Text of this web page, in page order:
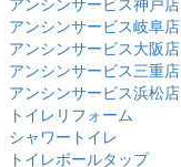
アンシンサービス岐阜店
アンシンサービス大阪店
アンシンサービス三重店
アンシンサービス浜松店
トイレリフォーム
シャワートイレ
トイレボールタップ